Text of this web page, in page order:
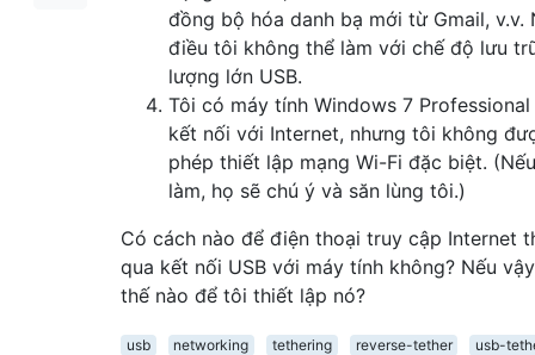
đồng bộ hóa danh bạ mới từ Gmail, v.v.
điều tôi không thể làm với chế độ lưu
lượng lớn USB.
Tôi có máy tính Windows 7
kết nối với Internet, nhưng tôi không
phép thiết lập mạng Wi-Fi đặc biệt.
làm, họ sẽ chú ý và săn lùng tôi.)
Có cách nào để điện thoại truy cập Internet
qua kết nối USB với máy tính không? Nếu
thế nào để tôi thiết lập nó?
usb networking tethering reverse-tether
usb-